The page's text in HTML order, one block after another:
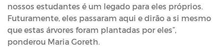
nossos estudantes é um legado para eles próprios.
Futuramente, eles passaram aqui e dirão a si mesmo
que estas árvores foram plantadas por eles”,
ponderou Maria Goreth.